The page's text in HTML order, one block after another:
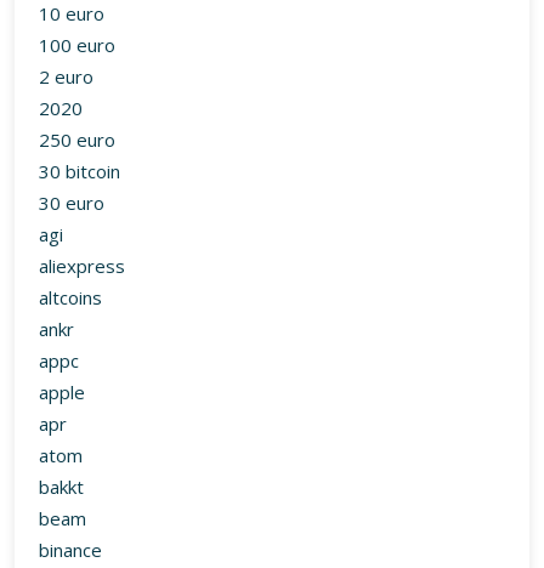
10 euro
100 euro
2 euro
2020
250 euro
30 bitcoin
30 euro
agi
aliexpress
altcoins
ankr
appc
apple
apr
atom
bakkt
beam
binance